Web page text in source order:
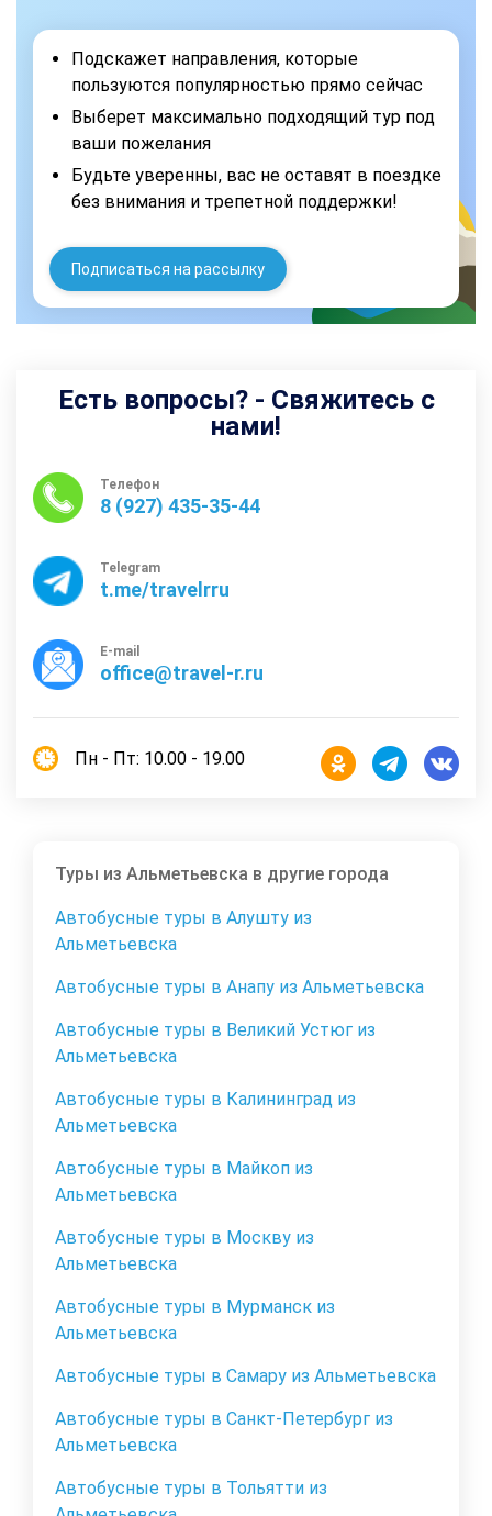
Подскажет направления, которые
пользуются популярностью прямо сейчас
Выберет максимально подходящий тур под
ваши пожелания
Будьте уверенны, вас не оставят в поездке
без внимания и трепетной поддержки!
Подписаться на рассылку
Есть вопросы? - Свяжитесь с
нами!
Телефон
8 (927) 435-35-44
Telegram
t.me/travelrru
E-mail
office@travel-r.ru
Пн - Пт: 10.00 - 19.00
Туры из Альметьевска в другие города
Автобусные туры в Алушту из
Альметьевска
Автобусные туры в Анапу из Альметьевска
Автобусные туры в Великий Устюг из
Альметьевска
Автобусные туры в Калининград из
Альметьевска
Автобусные туры в Майкоп из
Альметьевска
Автобусные туры в Москву из
Альметьевска
Автобусные туры в Мурманск из
Альметьевска
Автобусные туры в Самару из Альметьевска
Автобусные туры в Санкт-Петербург из
Альметьевска
Автобусные туры в Тольятти из